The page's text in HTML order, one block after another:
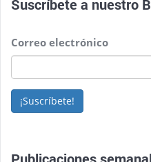
Suscríbete a nuestro
Correo electrónico
¡Suscríbete!